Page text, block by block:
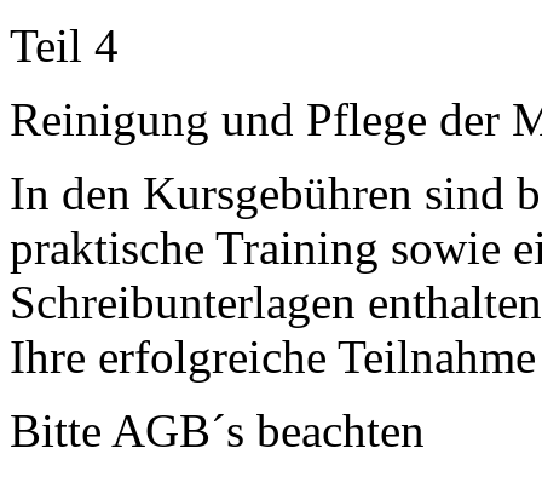
Teil 4
Reinigung und Pflege der
In den Kursgebühren sind
praktische Training sowie
Schreibunterlagen
Ihre erfolgreiche
Bitte AGB´s beachten